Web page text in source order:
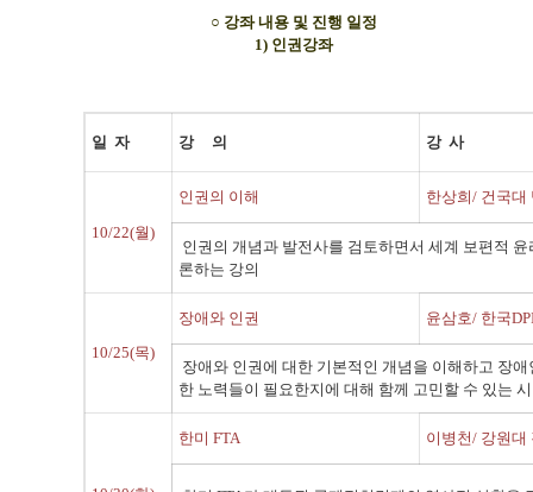
○ 강좌 내용 및 진행 일정
1) 인권강좌
일 자 강 의 강 사
10/22(월)
인권의 이해 한상희/ 건국대
인권의 개념과 발전사를 검토하면서 세계 보편적
론하는 강의
10/25(목)
장애와 인권 윤삼호/ 한국
장애와 인권에 대한 기본적인 개념을 이해하고 장
한 노력들이 필요한지에 대해 함께 고민할 수 있는
한미 FTA 이병천/ 강원대